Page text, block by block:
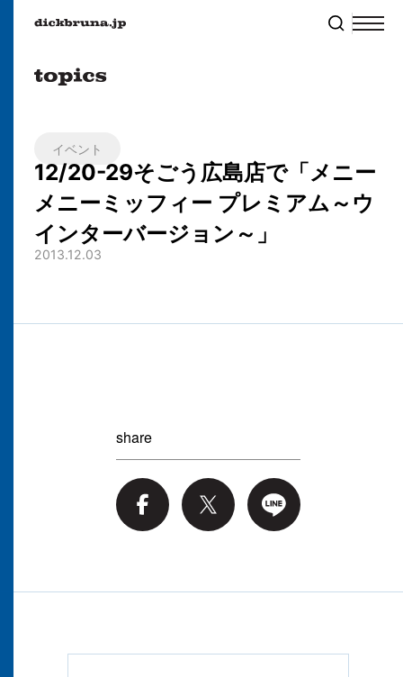
イベント
12/20-29そごう広島店で「メニー
メニーミッフィー プレミアム～ウ
インターバージョン～」
2013.12.03
share